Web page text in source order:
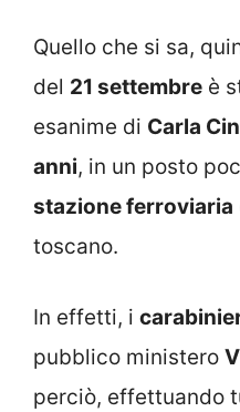
Quello che si sa,
del 21 settembre è
esanime di Carla
anni, in un posto
stazione ferroviaria
toscano.
In effetti, i
pubblico ministero
perciò, effettuando